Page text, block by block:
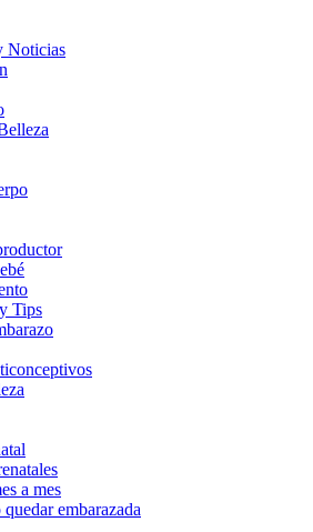
Noticias
Tips
a mes
embarazada